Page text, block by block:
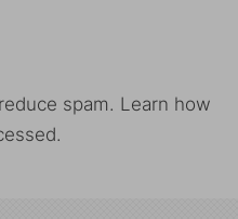
spam. Learn how